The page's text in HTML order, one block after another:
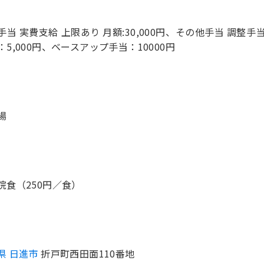
当 実費支給 上限あり 月額:30,000円、その他手当 調整手
5,000円、ベースアップ手当：10000円
（250円／食）
日進市 折戸町西田面110番地